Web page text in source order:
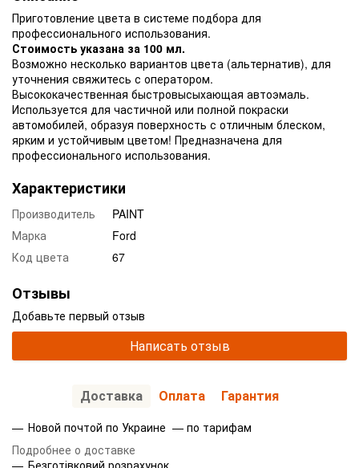
Приготовление цвета в системе подбора для
профессионального использования.
Стоимость указана за 100 мл.
Возможно несколько вариантов цвета (альтернатив), для
уточнения свяжитесь с оператором.
Высококачественная быстровысыхающая автоэмаль.
Используется для частичной или полной покраски
автомобилей, образуя поверхность с отличным блеском,
ярким и устойчивым цветом! Предназначена для
профессионального использования.
Характеристики
Производитель
PAINT
Марка
Ford
Код цвета
67
Отзывы
Добавьте первый отзыв
Написать отзыв
Доставка Оплата Гарантия
Новой почтой по Украине — по тарифам
Подробнее о доставке
Безготівковий розрахунок